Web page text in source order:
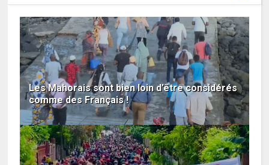
Les Mahorais sont bien loin d’être considérés
comme des Français !